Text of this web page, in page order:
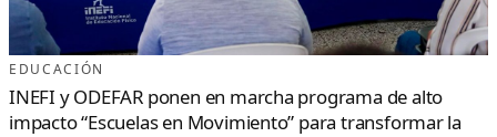
EDUCACIÓN
INEFI y ODEFAR ponen en marcha programa de alto
impacto “Escuelas en Movimiento” para transformar la